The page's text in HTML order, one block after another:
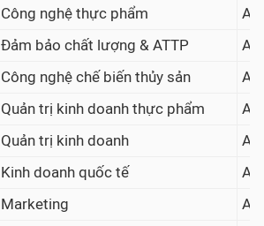
Công nghệ thực phẩm
Đảm bảo chất lượng & ATTP
Công nghệ chế biến thủy sản
Quản trị kinh doanh thực phẩm
Quản trị kinh doanh
Kinh doanh quốc tế
Marketing